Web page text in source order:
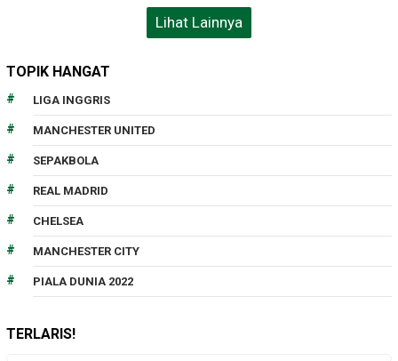
Lihat Lainnya
TOPIK HANGAT
LIGA INGGRIS
MANCHESTER UNITED
SEPAKBOLA
REAL MADRID
CHELSEA
MANCHESTER CITY
PIALA DUNIA 2022
TERLARIS!